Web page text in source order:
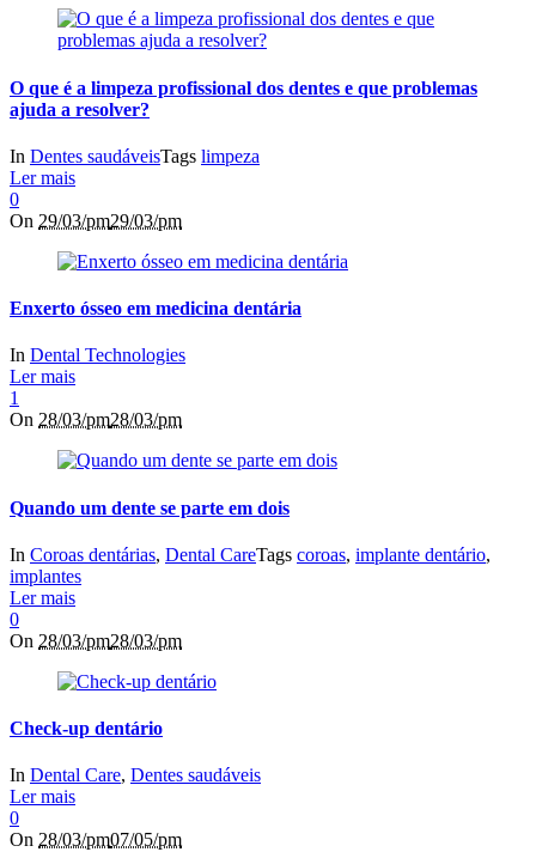
O que é a limpeza profissional dos dentes e que problemas
ajuda a resolver?
In Dentes saudáveisTags limpeza
Ler mais
0
On 29/03/pm29/03/pm
Enxerto ósseo em medicina dentária
In Dental Technologies
Ler mais
1
On 28/03/pm28/03/pm
Quando um dente se parte em dois
In Coroas dentárias, Dental CareTags coroas, implante dentário,
implantes
Ler mais
0
On 28/03/pm28/03/pm
Check-up dentário
In Dental Care, Dentes saudáveis
Ler mais
0
On 28/03/pm07/05/pm